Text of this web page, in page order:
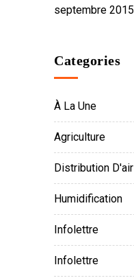
septembre 2015
Categories
À La Une
Agriculture
Distribution D'air
Humidification
Infolettre
Infolettre